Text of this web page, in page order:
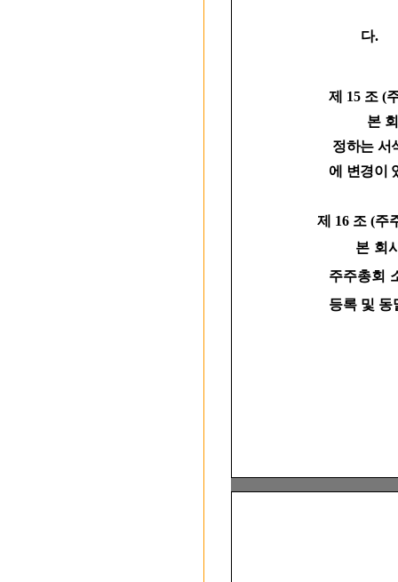
다.
제 15 조 (
본 회사
정하는
에 변경이
제 16 조 (주
본 회사는
주주총회
등록 및 동